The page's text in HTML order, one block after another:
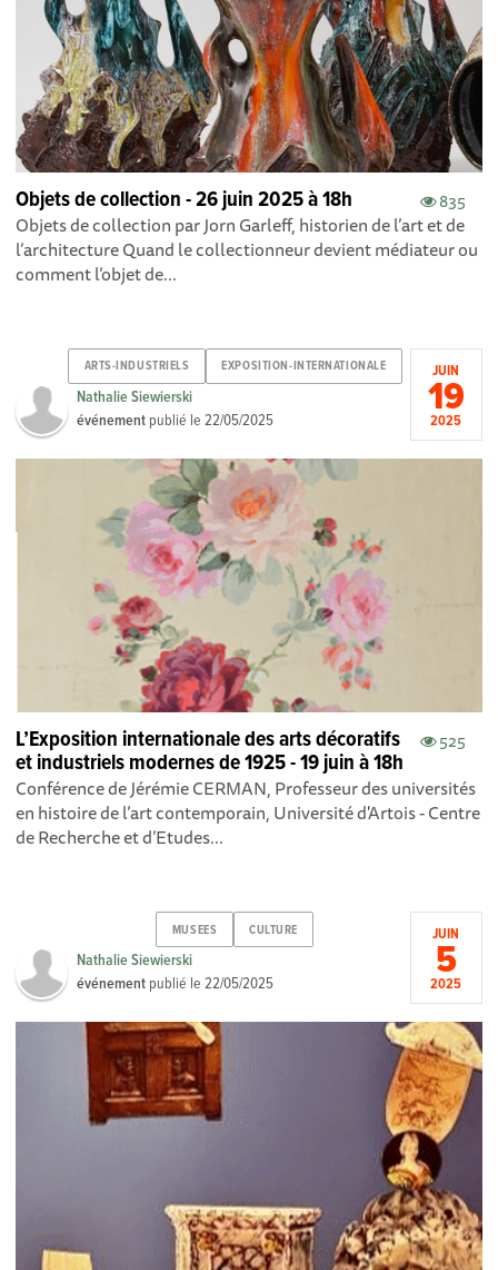
835
Objets de collection - 26 juin 2025 à 18h
Objets de collection par Jorn Garleff, historien de l’art et de
l’architecture Quand le collectionneur devient médiateur ou
comment l’objet de...
ARTS-INDUSTRIELS EXPOSITION-INTERNATIONALE
Nathalie Siewierski
événement publié le22/05/2025
JUIN
19
2025
525
L’Exposition internationale des arts décoratifs
et industriels modernes de 1925 - 19 juin à 18h
Conférence de Jérémie CERMAN, Professeur des universités
en histoire de l’art contemporain, Université d'Artois - Centre
de Recherche et d’Etudes...
MUSEES CULTURE
Nathalie Siewierski
événement publié le22/05/2025
JUIN
5
2025